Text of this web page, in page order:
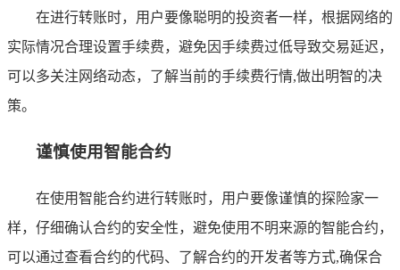
在进行转账时，用户要像聪明的投资者一样，根据网络的
实际情况合理设置手续费，避免因手续费过低导致交易延迟，
可以多关注网络动态，了解当前的手续费行情,做出明智的决
策。
谨慎使用智能合约
在使用智能合约进行转账时，用户要像谨慎的探险家一
样，仔细确认合约的安全性，避免使用不明来源的智能合约，
可以通过查看合约的代码、了解合约的开发者等方式,确保合